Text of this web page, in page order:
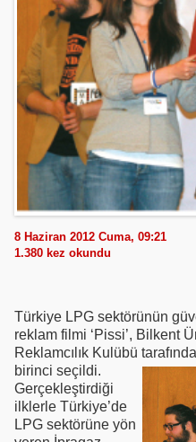
8 Haziran 2012 Cuma, 09:21
1.380 kez okundu
Türkiye LPG sektörünün
reklam filmi ‘Pissi’, Bilkent
Reklamcılık Kulübü
birinci seçildi.
Gerçekleştirdiği
ilklerle Türkiye’de
LPG sektörüne yön